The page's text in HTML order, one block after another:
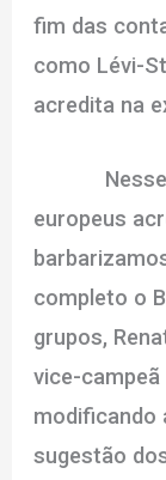
fim das
como Lévi-
acredita na
Nesse
europeus
completo o
grupos,
vice-campeã
modificando
sugestão